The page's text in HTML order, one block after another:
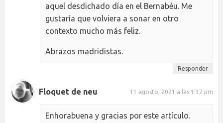
aquel desdichado día en el Bernabéu. Me
gustaría que volviera a sonar en otro
contexto mucho más feliz.
Abrazos madridistas.
Responder
Floquet de neu 11 agosto, 2021 a las 1:32 pm
Enhorabuena y gracias por este artículo.